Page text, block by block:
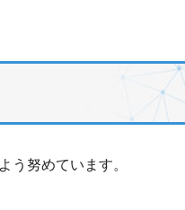
う努めています。